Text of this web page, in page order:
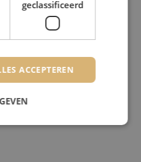
geclassificeerd
ACCEPTEREN